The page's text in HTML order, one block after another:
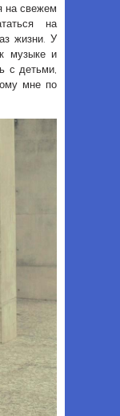
на свежем
на
жизни. У
музыке и
с детьми,
мне по